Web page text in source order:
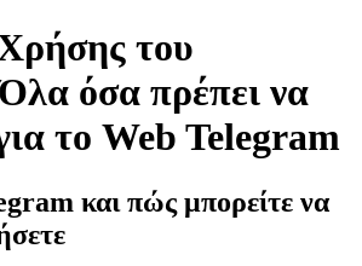
του
όσα πρέπει να
το Web Telegram
και πώς μπορείτε να